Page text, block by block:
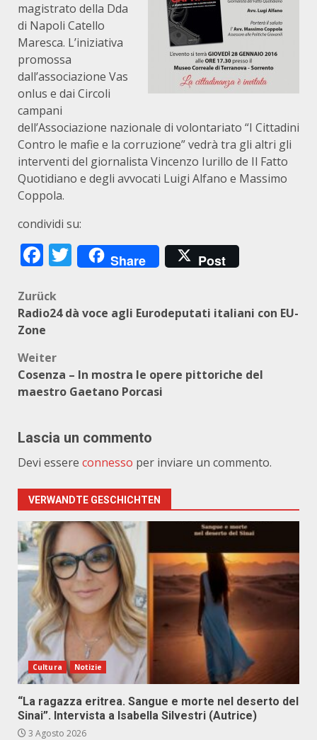
magistrato della Dda
di Napoli Catello
Maresca. L’iniziativa
promossa
dall’associazione Vas
onlus e dai Circoli
campani
dell’Associazione nazionale di volontariato “I Cittadini
Contro le mafie e la corruzione” vedrà tra gli altri gli
interventi del giornalista Vincenzo Iurillo de Il Fatto
Quotidiano e degli avvocati Luigi Alfano e Massimo
Coppola.
condividi su:
Facebook
Twitter
Share Post
Beitragsnavigation
Zurück
Radio24 dà voce agli Eurodeputati italiani con EU-
Zone
Weiter
Cosenza – In mostra le opere pittoriche del
maestro Gaetano Porcasi
Lascia un commento
Devi essere connesso per inviare un commento.
VERWANDTE GESCHICHTEN
Cultura Notizie
“La ragazza eritrea. Sangue e morte nel deserto del
Sinai”. Intervista a Isabella Silvestri (Autrice)
3 Agosto 2026